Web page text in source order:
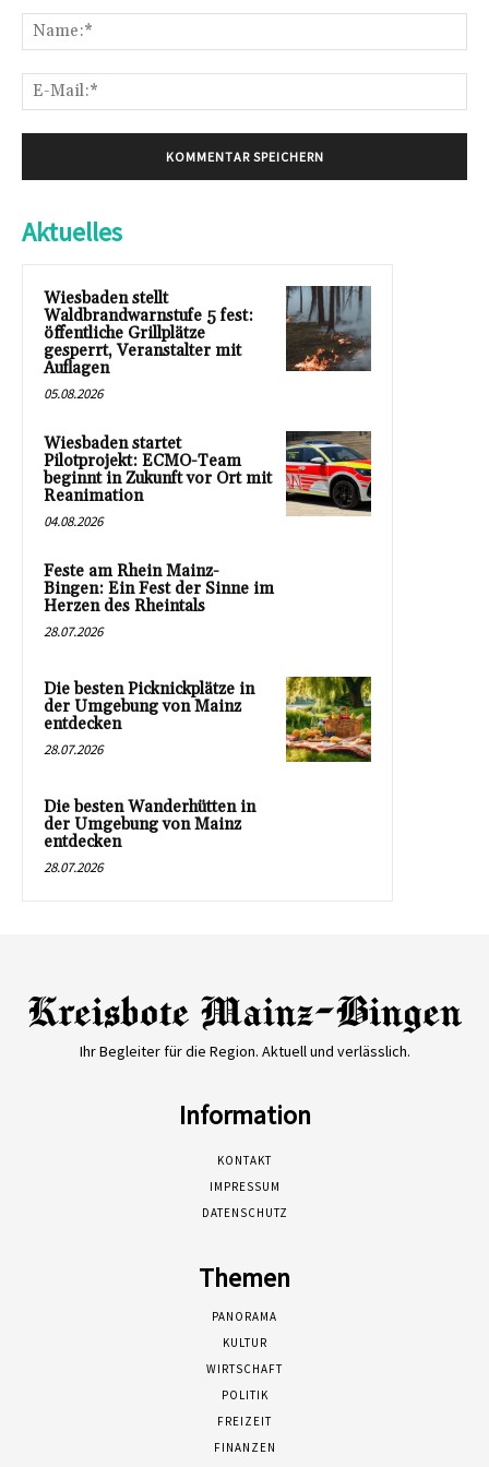
Aktuelles
Wiesbaden stellt
Waldbrandwarnstufe 5 fest:
öffentliche Grillplätze
gesperrt, Veranstalter mit
Auflagen
05.08.2026
Wiesbaden startet
Pilotprojekt: ECMO-Team
beginnt in Zukunft vor Ort mit
Reanimation
04.08.2026
Feste am Rhein Mainz-
Bingen: Ein Fest der Sinne im
Herzen des Rheintals
28.07.2026
Die besten Picknickplätze in
der Umgebung von Mainz
entdecken
28.07.2026
Die besten Wanderhütten in
der Umgebung von Mainz
entdecken
28.07.2026
Ihr Begleiter für die Region. Aktuell und verlässlich.
Information
KONTAKT
IMPRESSUM
DATENSCHUTZ
Themen
PANORAMA
KULTUR
WIRTSCHAFT
POLITIK
FREIZEIT
FINANZEN